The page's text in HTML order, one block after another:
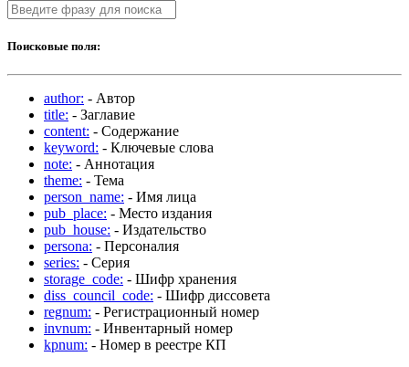
Поисковые поля:
author: - Автор
title: - Заглавие
content: - Содержание
keyword: - Ключевые слова
note: - Аннотация
theme: - Тема
person_name: - Имя лица
pub_place: - Место издания
pub_house: - Издательство
persona: - Персоналия
series: - Серия
storage_code: - Шифр хранения
diss_council_code: - Шифр диссовета
regnum: - Регистрационный номер
invnum: - Инвентарный номер
kpnum: - Номер в реестре КП